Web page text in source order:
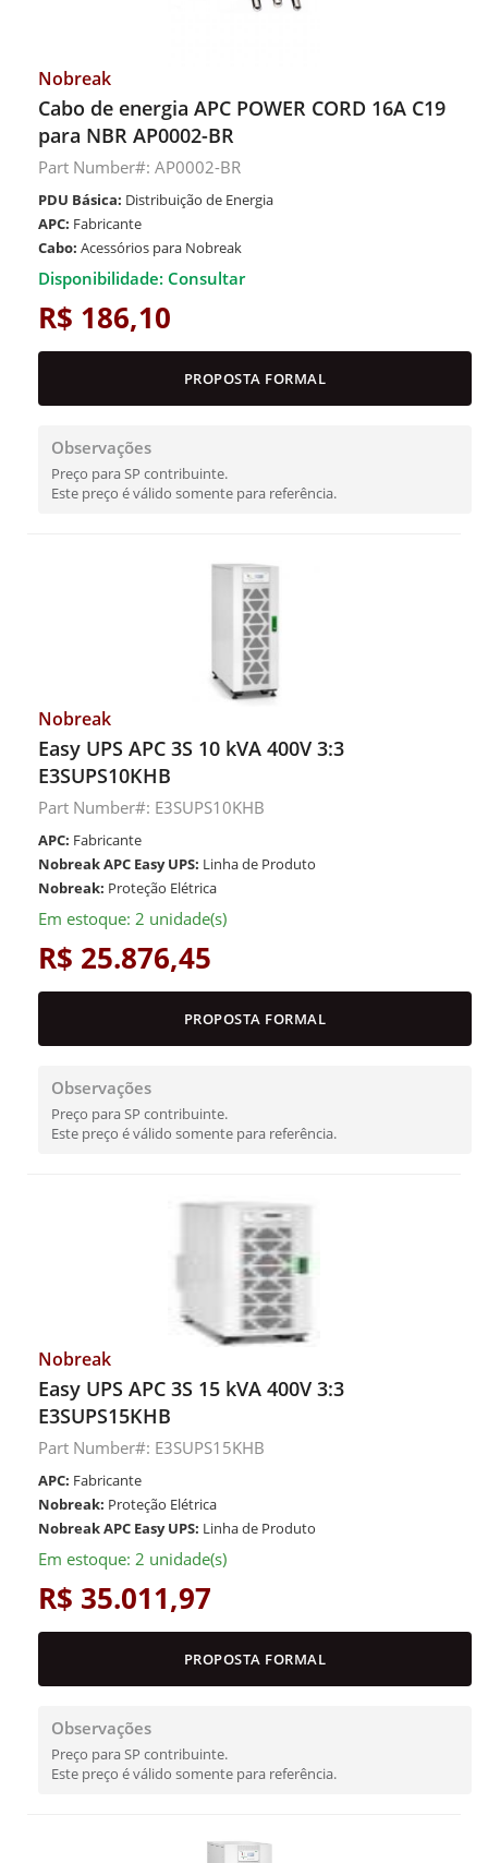
Nobreak
Cabo de energia APC POWER CORD 16A C19
para NBR AP0002-BR
Part Number#: AP0002-BR
PDU Básica: Distribuição de Energia
APC: Fabricante
Cabo: Acessórios para Nobreak
Disponibilidade: Consultar
R$ 186,10
PROPOSTA FORMAL
Observações
Preço para SP contribuinte.
Este preço é válido somente para referência.
Nobreak
Easy UPS APC 3S 10 kVA 400V 3:3
E3SUPS10KHB
Part Number#: E3SUPS10KHB
APC: Fabricante
Nobreak APC Easy UPS: Linha de Produto
Nobreak: Proteção Elétrica
Em estoque: 2 unidade(s)
R$ 25.876,45
PROPOSTA FORMAL
Observações
Preço para SP contribuinte.
Este preço é válido somente para referência.
Nobreak
Easy UPS APC 3S 15 kVA 400V 3:3
E3SUPS15KHB
Part Number#: E3SUPS15KHB
APC: Fabricante
Nobreak: Proteção Elétrica
Nobreak APC Easy UPS: Linha de Produto
Em estoque: 2 unidade(s)
R$ 35.011,97
PROPOSTA FORMAL
Observações
Preço para SP contribuinte.
Este preço é válido somente para referência.